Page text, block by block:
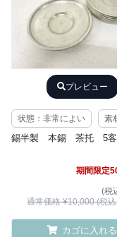
プレビュー
状態：非常によい 素
錫半製 本錫 茶托 5客
期間限定
(税
通常価格 ¥10,000 (税
カゴに入れる